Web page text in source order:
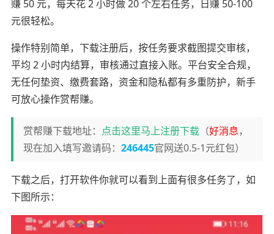
赚 50 元，每天花 2 小时做 20 个左右任务，日赚 50-100
元很轻松。
操作特别简单，下载注册后，按任务要求截图提交审核，
平均 2 小时内结算，审核通过直接入账。平台安全合规，
无任何垫资、缴费套路，资金和隐私都有多重防护，新手
可放心操作赏帮赚。
赏帮赚下载地址： 点击这里马上注册下载（好消息，
现在加入填写邀请码： 246445官网送0.5-1元红包）
下载之后，打开软件你就可以看到上面有很多任务了，如
下图所示：